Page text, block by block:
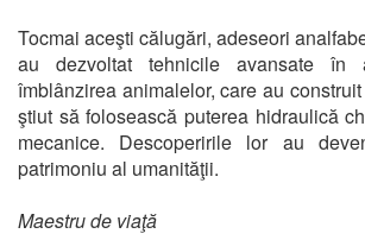
Tocmai aceşti călugări, adeseori
au dezvoltat tehnicile avansate în
îmblânzirea animalelor, care au
ştiut să folosească puterea hidraulică
mecanice. Descoperirile lor au
patrimoniu al umanităţii.
Maestru de viaţă